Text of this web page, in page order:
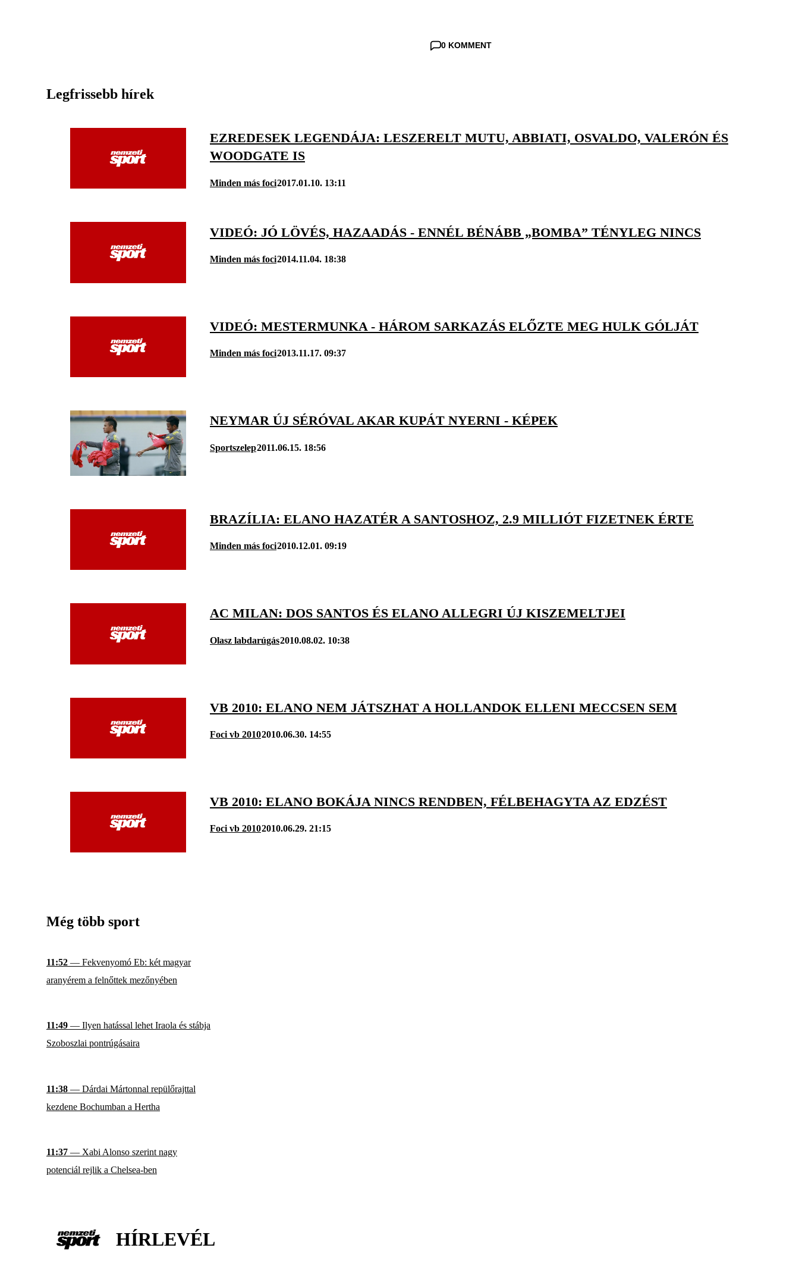
0 KOMMENT
Legfrissebb hírek
EZREDESEK LEGENDÁJA: LESZERELT MUTU, ABBIATI, OSVALDO, VALERÓN ÉS
WOODGATE IS
Minden más foci2017.01.10. 13:11
VIDEÓ: JÓ LÖVÉS, HAZAADÁS - ENNÉL BÉNÁBB „BOMBA” TÉNYLEG NINCS
Minden más foci2014.11.04. 18:38
VIDEÓ: MESTERMUNKA - HÁROM SARKAZÁS ELŐZTE MEG HULK GÓLJÁT
Minden más foci2013.11.17. 09:37
NEYMAR ÚJ SÉRÓVAL AKAR KUPÁT NYERNI - KÉPEK
Sportszelep2011.06.15. 18:56
BRAZÍLIA: ELANO HAZATÉR A SANTOSHOZ, 2.9 MILLIÓT FIZETNEK ÉRTE
Minden más foci2010.12.01. 09:19
AC MILAN: DOS SANTOS ÉS ELANO ALLEGRI ÚJ KISZEMELTJEI
Olasz labdarúgás2010.08.02. 10:38
VB 2010: ELANO NEM JÁTSZHAT A HOLLANDOK ELLENI MECCSEN SEM
Foci vb 20102010.06.30. 14:55
VB 2010: ELANO BOKÁJA NINCS RENDBEN, FÉLBEHAGYTA AZ EDZÉST
Foci vb 20102010.06.29. 21:15
Még több sport
11:52 — Fekvenyomó Eb: két magyar
aranyérem a felnőttek mezőnyében
11:49 — Ilyen hatással lehet Iraola és stábja
Szoboszlai pontrúgásaira
11:38 — Dárdai Mártonnal repülőrajttal
kezdene Bochumban a Hertha
11:37 — Xabi Alonso szerint nagy
potenciál rejlik a Chelsea-ben
HÍRLEVÉL